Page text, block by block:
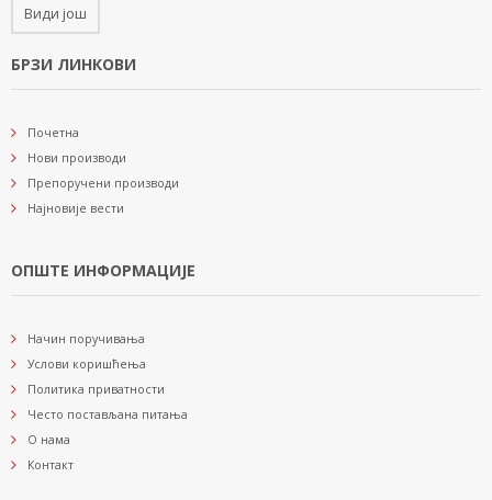
Види још
БРЗИ ЛИНКОВИ
Почетна
Нови производи
Препоручени производи
Најновије вести
ОПШТЕ ИНФОРМАЦИЈЕ
Начин поручивања
Услови коришћења
Политика приватности
Често постављана питања
О нама
Контакт